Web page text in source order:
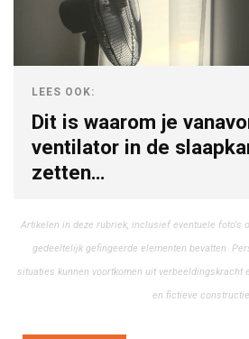
LEES OOK:
Dit is waarom je
ventilator in de
zetten…
Artikelen in deze rubriek, inclusief eventuele foto's
gedeeltelijk gefingeerde elementen bevatten.
situaties kunnen voortkomen uit verbeeldingskracht
en fictieve constructie.